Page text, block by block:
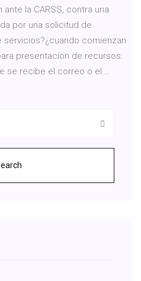
la CARSS, contra una
por una solicitud de
comienzan
presentacion de recursos:
se recibe el correo o el …